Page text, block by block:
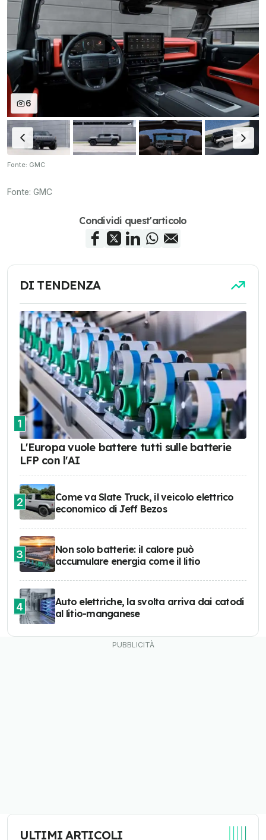
6
Fonte: GMC
Fonte: GMC
Condividi quest'articolo
DI TENDENZA
1
L'Europa vuole battere tutti sulle batterie
LFP con l'AI
2
Come va Slate Truck, il veicolo elettrico
economico di Jeff Bezos
3
Non solo batterie: il calore può
accumulare energia come il litio
4
Auto elettriche, la svolta arriva dai catodi
al litio-manganese
ULTIMI ARTICOLI